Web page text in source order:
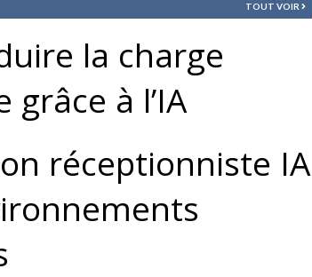
TOUT VOIR
la charge
à l’IA
réceptionniste IA